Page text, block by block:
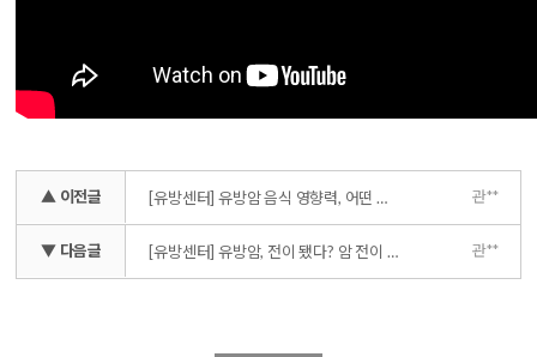
▲ 이전글 [유방센터] 유방암 음식 영향력, 어떤 게 최악일까...? 라면 피자 치킨 튀김 관**
▼ 다음글 [유방센터] 유방암, 전이 됐다? 암 전이 확률을 높이는 나쁜 생활습관 (암 환자 최대의 고민!) 관**